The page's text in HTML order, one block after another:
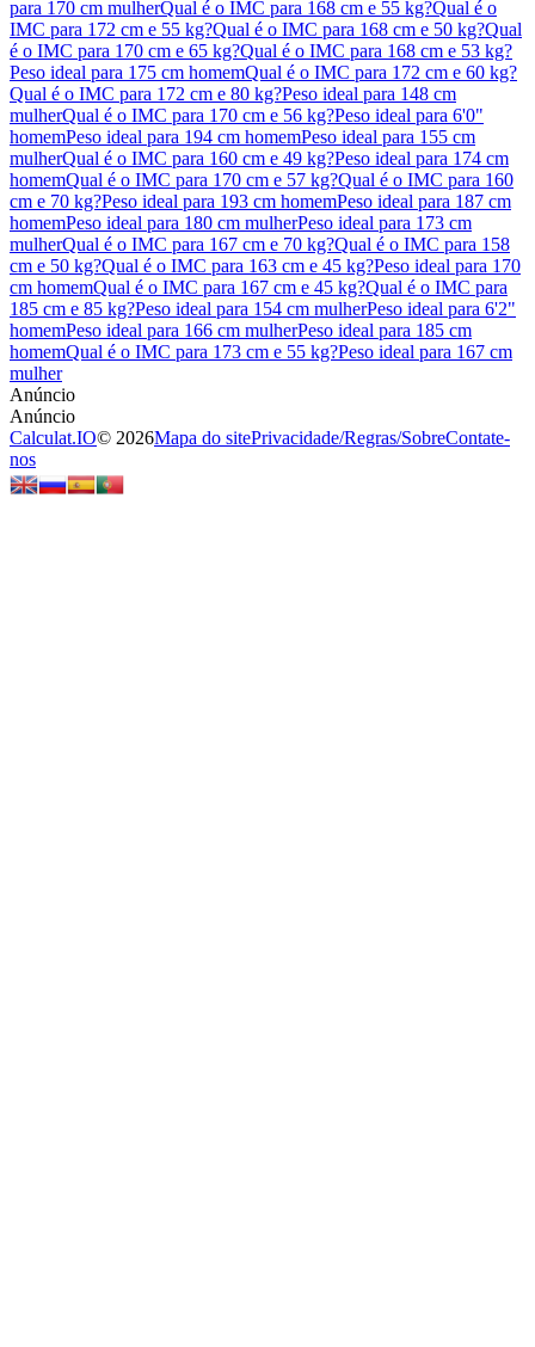
para 170 cm mulherQual é o IMC para 168 cm e 55 kg?Qual é o
IMC para 172 cm e 55 kg?Qual é o IMC para 168 cm e 50 kg?Qual
é o IMC para 170 cm e 65 kg?Qual é o IMC para 168 cm e 53 kg?
Peso ideal para 175 cm homemQual é o IMC para 172 cm e 60 kg?
Qual é o IMC para 172 cm e 80 kg?Peso ideal para 148 cm
mulherQual é o IMC para 170 cm e 56 kg?Peso ideal para 6'0"
homemPeso ideal para 194 cm homemPeso ideal para 155 cm
mulherQual é o IMC para 160 cm e 49 kg?Peso ideal para 174 cm
homemQual é o IMC para 170 cm e 57 kg?Qual é o IMC para 160
cm e 70 kg?Peso ideal para 193 cm homemPeso ideal para 187 cm
homemPeso ideal para 180 cm mulherPeso ideal para 173 cm
mulherQual é o IMC para 167 cm e 70 kg?Qual é o IMC para 158
cm e 50 kg?Qual é o IMC para 163 cm e 45 kg?Peso ideal para 170
cm homemQual é o IMC para 167 cm e 45 kg?Qual é o IMC para
185 cm e 85 kg?Peso ideal para 154 cm mulherPeso ideal para 6'2"
homemPeso ideal para 166 cm mulherPeso ideal para 185 cm
homemQual é o IMC para 173 cm e 55 kg?Peso ideal para 167 cm
mulher
Calculat.IO© 2026Mapa do sitePrivacidade/Regras/SobreContate-
nos